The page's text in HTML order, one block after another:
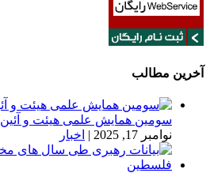
آخرین مطالب
سومین همایش علمی هیئت و
نوامبر 17, 2025
| اخبار